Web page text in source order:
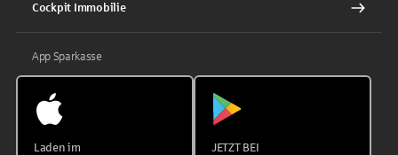
Cockpit Immobilie
App Sparkasse
Laden im JETZT BEI